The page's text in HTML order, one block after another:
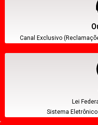
Canal Exclusivo
Lei
Sistema